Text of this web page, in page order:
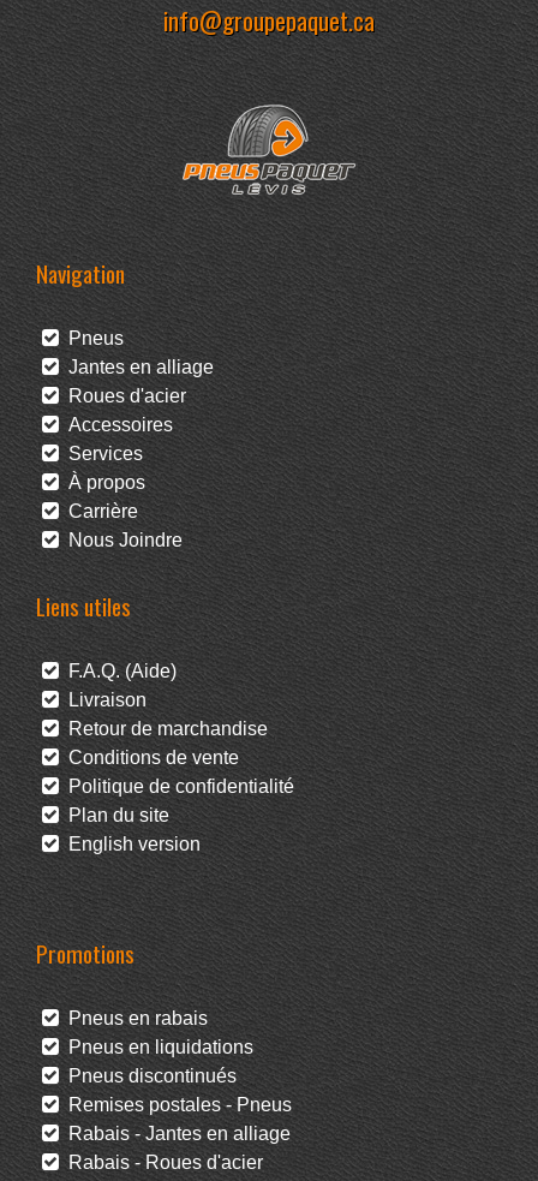
info@groupepaquet.ca
Navigation
Pneus
Jantes en alliage
Roues d'acier
Accessoires
Services
À propos
Carrière
Nous Joindre
Liens utiles
F.A.Q. (Aide)
Livraison
Retour de marchandise
Conditions de vente
Politique de confidentialité
Plan du site
English version
Promotions
Pneus en rabais
Pneus en liquidations
Pneus discontinués
Remises postales - Pneus
Rabais - Jantes en alliage
Rabais - Roues d'acier